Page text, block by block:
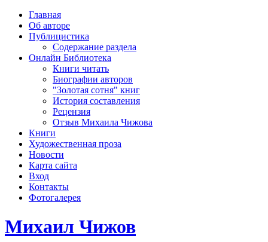
Главная
Об авторе
Публицистика
Содержание раздела
Онлайн Библиотека
Книги читать
Биографии авторов
"Золотая сотня" книг
История составления
Рецензия
Отзыв Михаила Чижова
Книги
Художественная проза
Новости
Карта сайта
Вход
Контакты
Фотогалерея
Михаил Чижов